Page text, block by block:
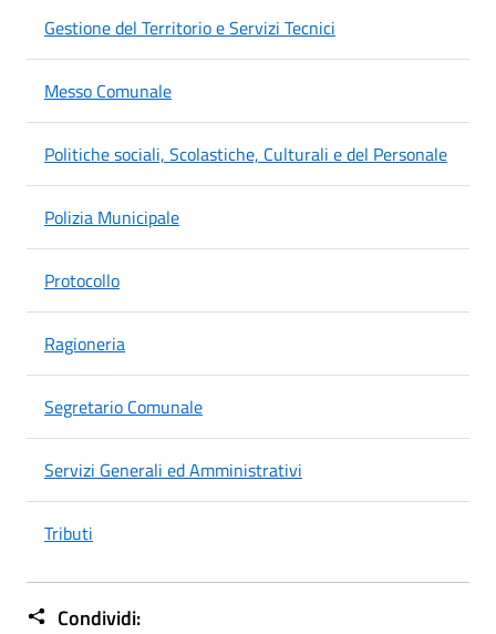
Gestione del Territorio e Servizi Tecnici
Messo Comunale
Politiche sociali, Scolastiche, Culturali e del Personale
Polizia Municipale
Protocollo
Ragioneria
Segretario Comunale
Servizi Generali ed Amministrativi
Tributi
Condividi: